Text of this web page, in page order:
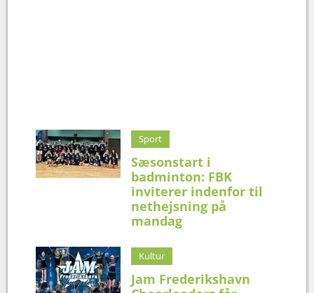
Sport
Sæsonstart i
badminton: FBK
inviterer indenfor til
nethejsning på
mandag
Kultur
Jam Frederikshavn